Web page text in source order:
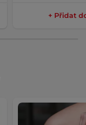
+ Přidat